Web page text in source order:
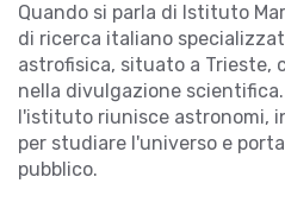
Quando si parla di Istituto
di ricerca italiano
astrofisica, situato a Trieste,
nella divulgazione scientifica
l'istituto riunisce astronomi,
per studiare l'universo e
pubblico.